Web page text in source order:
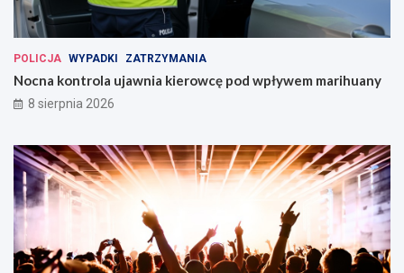
POLICJA WYPADKI ZATRZYMANIA
Nocna kontrola ujawnia kierowcę pod wpływem marihuany
8 sierpnia 2026